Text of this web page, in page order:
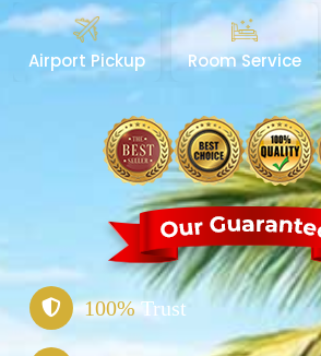
Room Service Gym Facilities
100%Trust